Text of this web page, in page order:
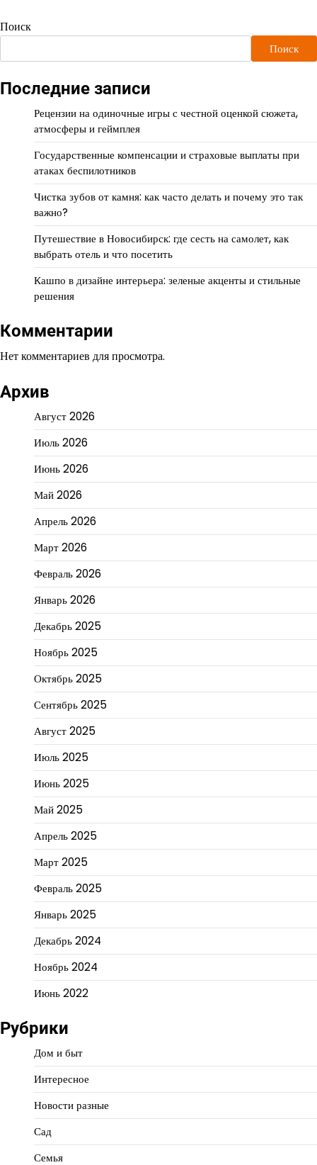
Поиск
Поиск
Последние записи
Рецензии на одиночные игры с честной оценкой сюжета,
атмосферы и геймплея
Государственные компенсации и страховые выплаты при
атаках беспилотников
Чистка зубов от камня: как часто делать и почему это так
важно?
Путешествие в Новосибирск: где сесть на самолет, как
выбрать отель и что посетить
Кашпо в дизайне интерьера: зеленые акценты и стильные
решения
Комментарии
Нет комментариев для просмотра.
Архив
Август 2026
Июль 2026
Июнь 2026
Май 2026
Апрель 2026
Март 2026
Февраль 2026
Январь 2026
Декабрь 2025
Ноябрь 2025
Октябрь 2025
Сентябрь 2025
Август 2025
Июль 2025
Июнь 2025
Май 2025
Апрель 2025
Март 2025
Февраль 2025
Январь 2025
Декабрь 2024
Ноябрь 2024
Июнь 2022
Рубрики
Дом и быт
Интересное
Новости разные
Сад
Семья